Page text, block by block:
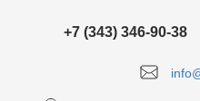
+7 (343) 346-90-38